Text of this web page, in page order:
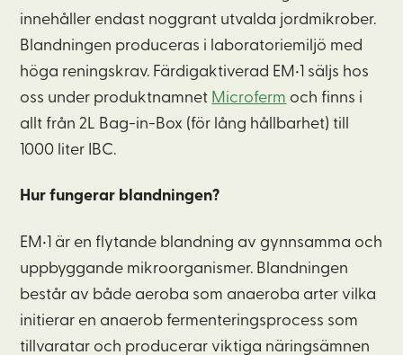
innehåller endast noggrant utvalda jordmikrober.
Blandningen produceras i laboratoriemiljö med
höga reningskrav. Färdigaktiverad EM•1 säljs hos
oss under produktnamnet Microferm och finns i
allt från 2L Bag-in-Box (för lång hållbarhet) till
1000 liter IBC.
Hur fungerar blandningen?
EM•1 är en flytande blandning av gynnsamma och
uppbyggande mikroorganismer. Blandningen
består av både aeroba som anaeroba arter vilka
initierar en anaerob fermenteringsprocess som
tillvaratar och producerar viktiga näringsämnen